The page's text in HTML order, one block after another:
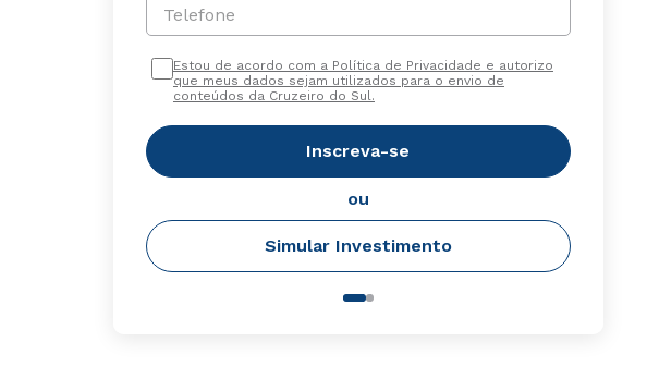
Telefone
Estou de acordo com a Política de Privacidade e autorizo
que meus dados sejam utilizados para o envio de
conteúdos da Cruzeiro do Sul.
Inscreva-se
ou
Simular Investimento